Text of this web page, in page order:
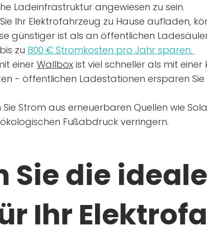
Ladeinfrastruktur angewiesen zu sein.
Ihr Elektrofahrzeug zu Hause aufladen,
günstiger ist als an öffentlichen
zu 800 € Stromkosten pro Jahr sparen.
einer Wallbox ist viel schneller als mit
- öffentlichen Ladestationen ersparen Sie
Sie Strom aus erneuerbaren Quellen wie
Fußabdruck verringern.
Sie die ideale
Ihr